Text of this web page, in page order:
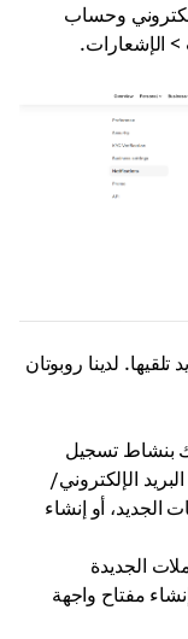
وحساب
لدينا روبوتان
بنشاط تسجيل
الإلكتروني/
الجديد، أو إنشاء
الجديدة
مفتاح واجهة